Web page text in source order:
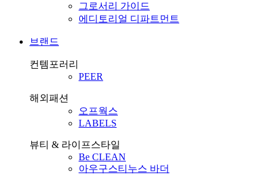
그로서리 가이드
에디토리얼 디파트먼트
브랜드
컨템포러리
PEER
해외패션
오프웍스
LABELS
뷰티 & 라이프스타일
Be CLEAN
아우구스티누스 바더